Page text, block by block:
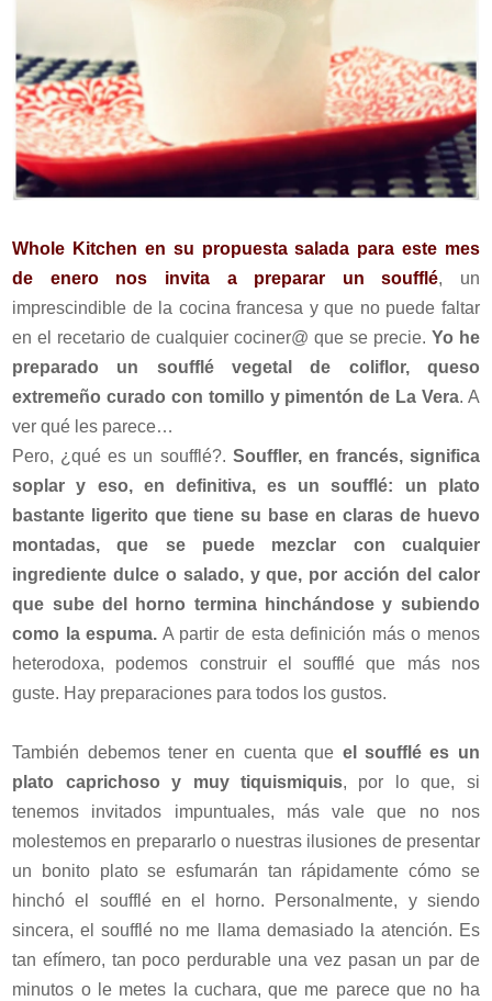
Whole Kitchen en su propuesta salada para este mes
de enero nos invita a preparar un soufflé, un
imprescindible de la cocina francesa y que no puede faltar
en el recetario de cualquier cociner@ que se precie. Yo he
preparado un soufflé vegetal de coliflor, queso
extremeño curado con tomillo y pimentón de La Vera. A
ver qué les parece…
Pero, ¿qué es un soufflé?. Souffler, en francés, significa
soplar y eso, en definitiva, es un soufflé: un plato
bastante ligerito que tiene su base en claras de huevo
montadas, que se puede mezclar con cualquier
ingrediente dulce o salado, y que, por acción del calor
que sube del horno termina hinchándose y subiendo
como la espuma. A partir de esta definición más o menos
heterodoxa, podemos construir el soufflé que más nos
guste. Hay preparaciones para todos los gustos.
También debemos tener en cuenta que el soufflé es un
plato caprichoso y muy tiquismiquis, por lo que, si
tenemos invitados impuntuales, más vale que no nos
molestemos en prepararlo o nuestras ilusiones de presentar
un bonito plato se esfumarán tan rápidamente cómo se
hinchó el soufflé en el horno. Personalmente, y siendo
sincera, el soufflé no me llama demasiado la atención. Es
tan efímero, tan poco perdurable una vez pasan un par de
minutos o le metes la cuchara, que me parece que no ha